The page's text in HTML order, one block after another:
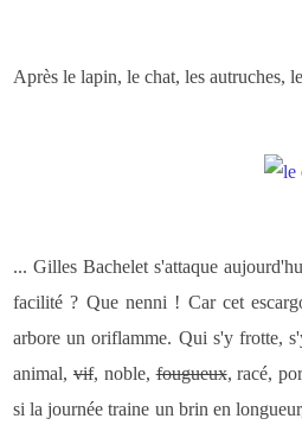
Après le lapin, le chat, les autruches,
... Gilles Bachelet s'attaque
facilité ? Que nenni ! Car cet
arbore un oriflamme. Qui s'y frotte,
animal, vif, noble,fougueux, racé,
si la journée traine un brin en